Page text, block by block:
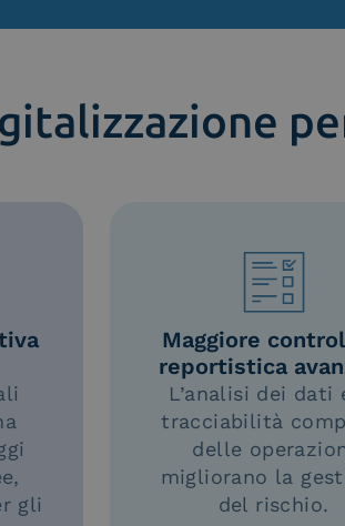
gli
Maggiore
reportistica
L’analisi dei dati
tracciabilità
delle
migliorano la
del rischio.